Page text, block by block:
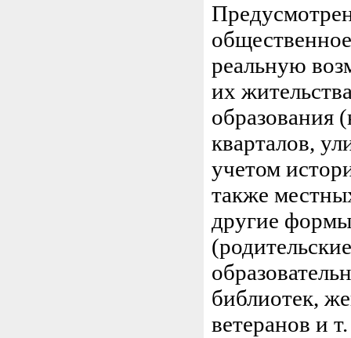
реальную
их
образования
кварталов,
учетом
также
другие
библиотек,
ветеранов и